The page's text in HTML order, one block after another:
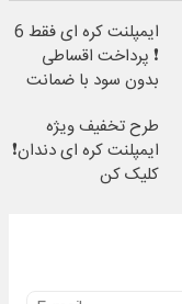
ایمپلنت کره ای فقط 6
❗ پرداخت اقساطی
بدون سود با ضمانت
طرح تخفیف ویژه
ایمپلنت کره ای دندان❗
کلیک کن